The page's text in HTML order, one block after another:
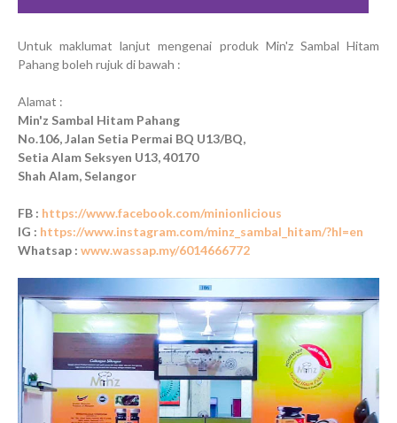
Untuk maklumat lanjut mengenai produk Min'z Sambal Hitam
Pahang boleh rujuk di bawah :
Alamat :
Min'z Sambal Hitam Pahang
No.106, Jalan Setia Permai BQ U13/BQ,
Setia Alam Seksyen U13, 40170
Shah Alam, Selangor
FB : https://www.facebook.com/minionlicious
IG : https://www.instagram.com/minz_sambal_hitam/?hl=en
Whatsap : www.wassap.my/6014666772